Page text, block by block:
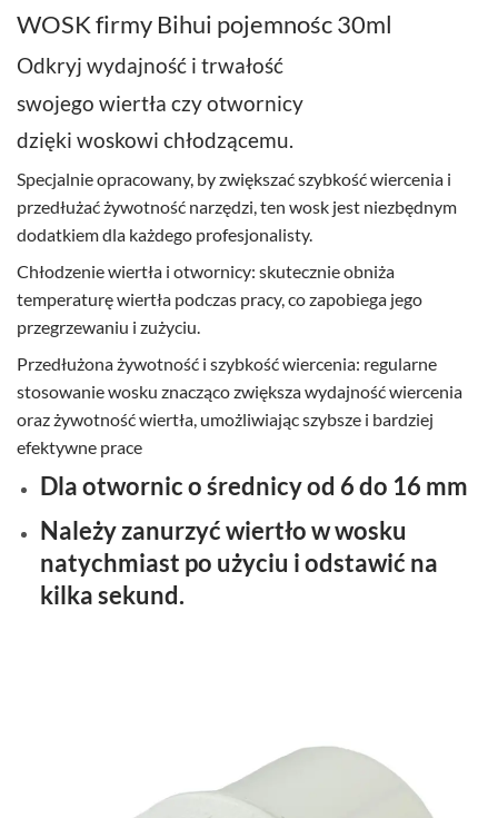
WOSK firmy Bihui pojemnośc 30ml
Odkryj wydajność i trwałość
swojego wiertła czy otwornicy
dzięki woskowi chłodzącemu.
Specjalnie opracowany, by zwiększać szybkość wiercenia i
przedłużać żywotność narzędzi, ten wosk jest niezbędnym
dodatkiem dla każdego profesjonalisty.
Chłodzenie wiertła i otwornicy: skutecznie obniża
temperaturę wiertła podczas pracy, co zapobiega jego
przegrzewaniu i zużyciu.
Przedłużona żywotność i szybkość wiercenia: regularne
stosowanie wosku znacząco zwiększa wydajność wiercenia
oraz żywotność wiertła, umożliwiając szybsze i bardziej
efektywne prace
Dla otwornic o średnicy od 6 do 16 mm
Należy zanurzyć wiertło w wosku
natychmiast po użyciu i odstawić na
kilka sekund.